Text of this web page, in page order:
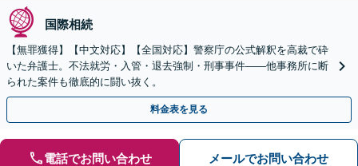
国際相続
【無罪獲得】【中文対応】【全国対応】警察庁の公式解釈を高裁で砕
いた弁護士。不法就労・入管・退去強制・刑事事件——他事務所に断
られた案件も徹底的に闘い抜く。
料金表を見る
電話でお問い合わせ メールでお問い合わせ